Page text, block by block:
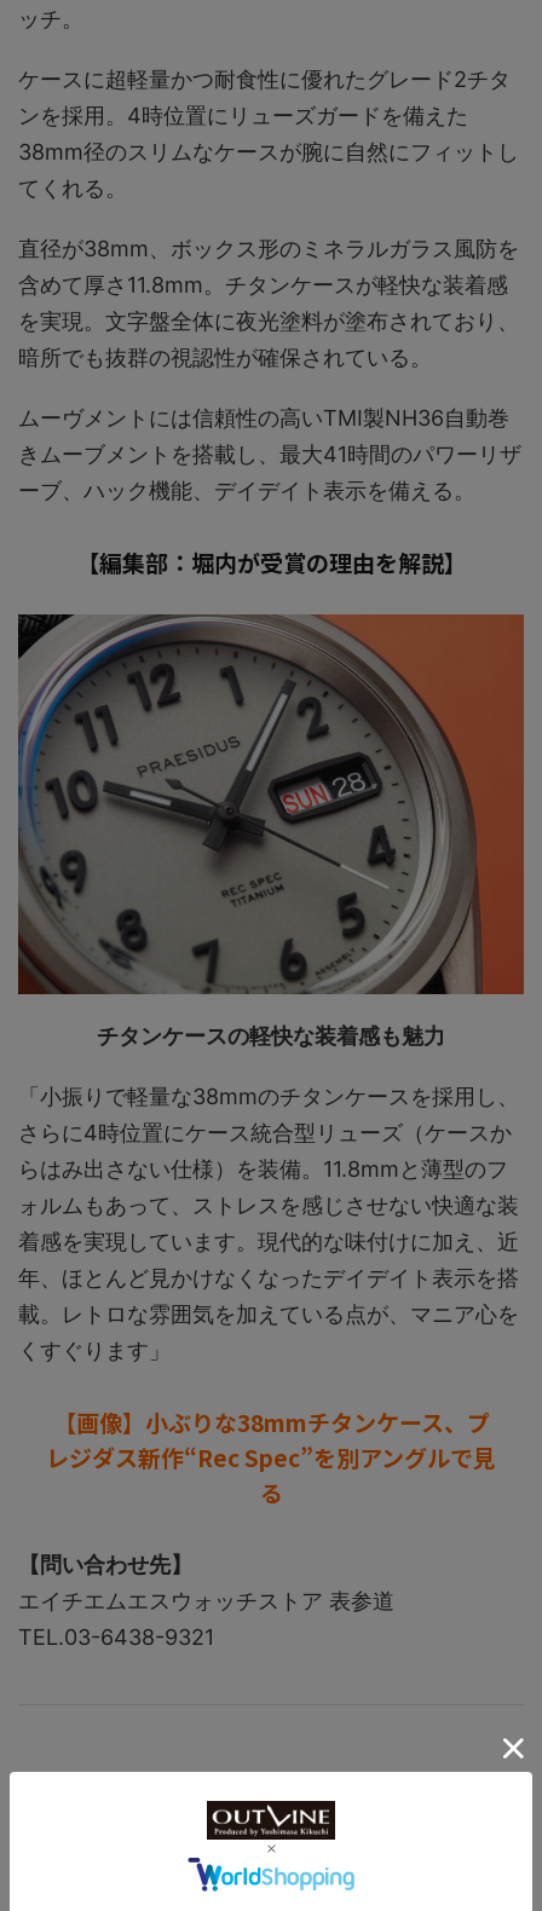
ッチ。
ケースに超軽量かつ耐食性に優れたグレード2チタ
ンを採用。4時位置にリューズガードを備えた
38mm径のスリムなケースが腕に自然にフィットし
てくれる。
直径が38mm、ボックス形のミネラルガラス風防を
含めて厚さ11.8mm。チタンケースが軽快な装着感
を実現。文字盤全体に夜光塗料が塗布されており、
暗所でも抜群の視認性が確保されている。
ムーヴメントには信頼性の高いTMI製NH36自動巻
きムーブメントを搭載し、最大41時間のパワーリザ
ーブ、ハック機能、デイデイト表示を備える。
【編集部：堀内が受賞の理由を解説】
チタンケースの軽快な装着感も魅力
「小振りで軽量な38mmのチタンケースを採用し、
さらに4時位置にケース統合型リューズ（ケースか
らはみ出さない仕様）を装備。11.8mmと薄型のフ
ォルムもあって、ストレスを感じさせない快適な装
着感を実現しています。現代的な味付けに加え、近
年、ほとんど見かけなくなったデイデイト表示を搭
載。レトロな雰囲気を加えている点が、マニア心を
くすぐります」
【画像】小ぶりな38mmチタンケース、プ
レジダス新作“Rec Spec”を別アングルで見
る
【問い合わせ先】
エイチエムエスウォッチストア 表参道
TEL.03-6438-9321
【ミリタリー・フィールド部門：ノミネー
トモデル02】